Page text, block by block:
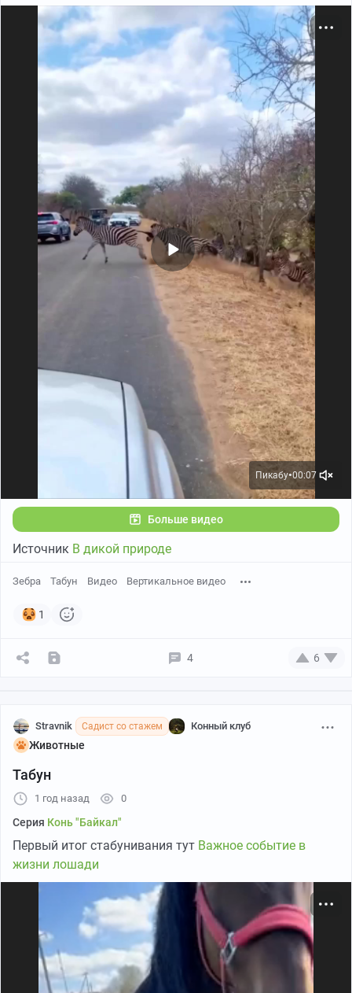
Пикабу●00:07
Больше видео
Источник В дикой природе
Зебра Табун Видео Вертикальное видео
1
4 6
Stravnik Садист со стажем Конный клуб
Животные
Табун
1 год назад 0
Серия Конь "Байкал"
Первый итог стабунивания тут Важное событие в
жизни лошади